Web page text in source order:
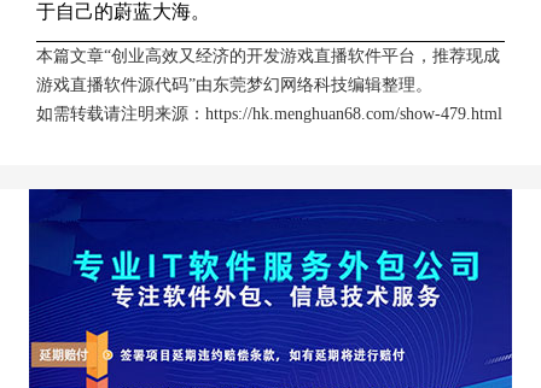
于自己的蔚蓝大海。
本篇文章“创业高效又经济的开发游戏直播软件平台，推荐现成
游戏直播软件源代码”由东莞梦幻网络科技编辑整理。
如需转载请注明来源： https://hk.menghuan68.com/show-479.html